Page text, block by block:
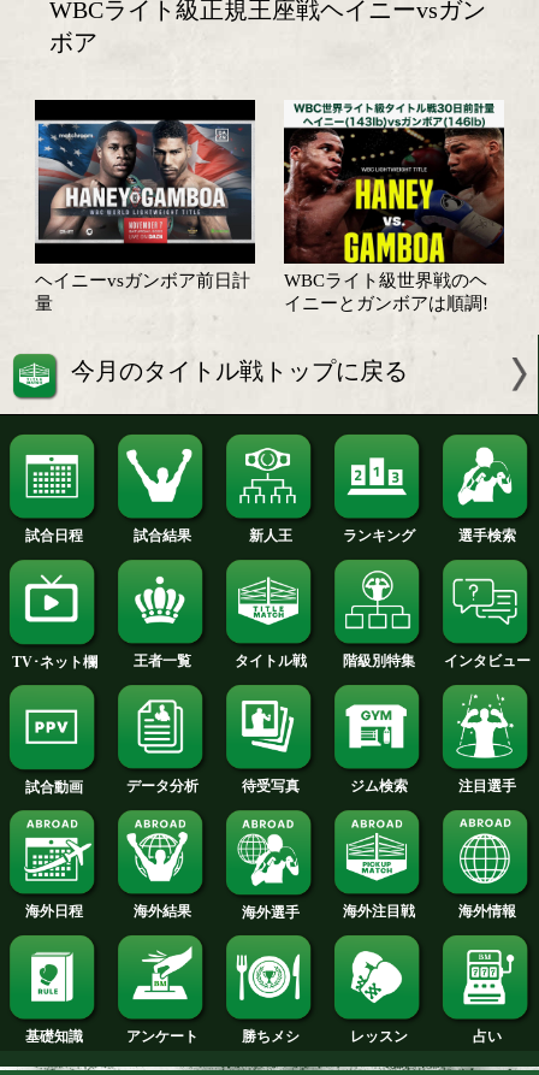
WBCライト級正規王座戦ヘイニーvs
ボア
ヘイニーvsガンボア前日計 WBCライト級世界
イニーとガンボア
今月のタイトル戦トップに戻る
試合日程 試合結果 新人王 ランキング